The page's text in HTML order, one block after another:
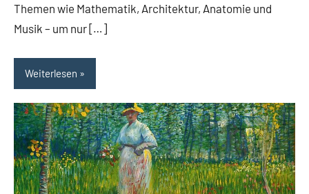
Themen wie Mathematik, Architektur, Anatomie und
Musik – um nur […]
Weiterlesen